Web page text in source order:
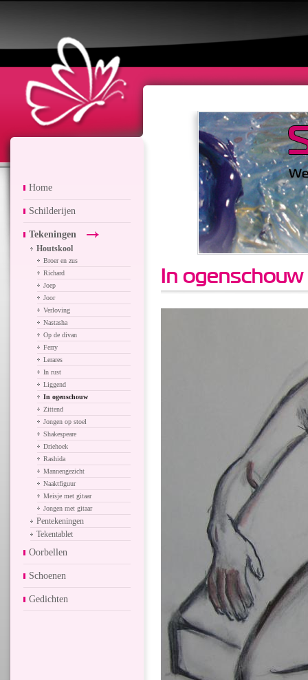
Home
Schilderijen
Tekeningen
Houtskool
Broer en zus
Richard
Joep
Joor
Verloving
Nastasha
Op de divan
Ferry
Lerares
In rust
Liggend
In ogenschouw
Zittend
Jongen op stoel
Shakespeare
Driehoek
Rashida
Mannengezicht
Naaktfiguur
Meisje met gitaar
Jongen met gitaar
Pentekeningen
Tekentablet
Oorbellen
Schoenen
Gedichten
In ogenschouw